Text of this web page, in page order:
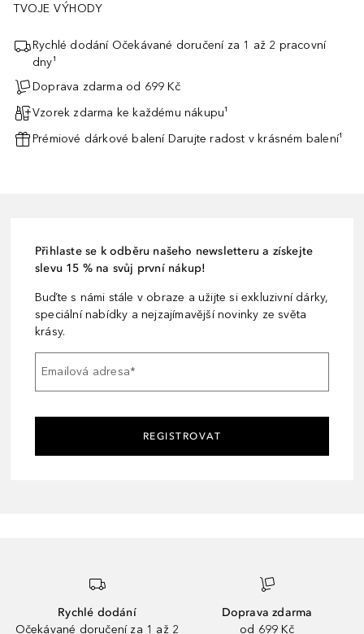
TVOJE VÝHODY
Rychlé dodání Očekávané doručení za 1 až 2 pracovní
dny¹
Doprava zdarma od 699 Kč
Vzorek zdarma ke každému nákupu¹
Prémiové dárkové balení Darujte radost v krásném balení¹
Přihlaste se k odběru našeho newsletteru a získejte
slevu 15 % na svůj první nákup!
Buďte s námi stále v obraze a užijte si exkluzivní dárky,
speciální nabídky a nejzajímavější novinky ze světa
krásy.
Emailová adresa*
REGISTROVAT
Rychlé dodání
Očekávané doručení za 1 až 2
Doprava zdarma
od 699 Kč